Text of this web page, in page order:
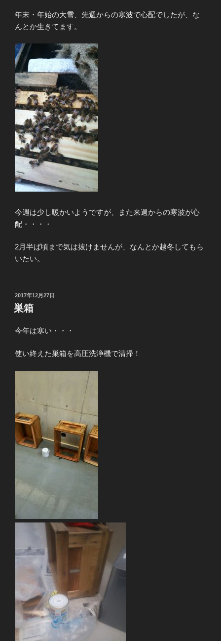
年末・年始の大雪、先週からの寒波で心配でしたが、な
んとか生きてます。
今週は少し暖かいようですが、また来週からの寒波が心
配・・・・
2月半ば頃まで気は抜けませんが、なんとか越冬してもら
いたい。
投
稿
日:
2017年12月27日
巣箱
今年は寒い・・・
使い終えた巣箱を高圧洗浄機で清掃！